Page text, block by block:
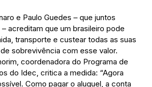
e Paulo Guedes – que juntos
acreditam que um brasileiro pode
transporte e custear todas as suas
sobrevivência com esse valor.
coordenadora do Programa de
do Idec, critica a medida: “Agora
Como pagar o aluguel, a conta